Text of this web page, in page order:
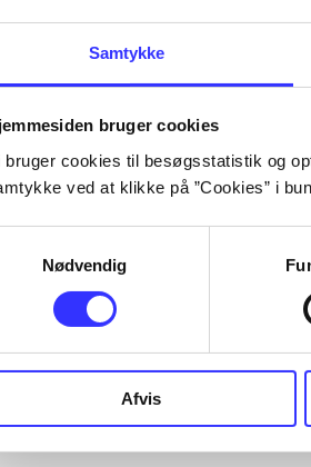
Samtykke
bruger cookies
bruger cookies til besøgsstatistik og
ved at klikke på ”Cookies” i
Nødvendig
Afvis